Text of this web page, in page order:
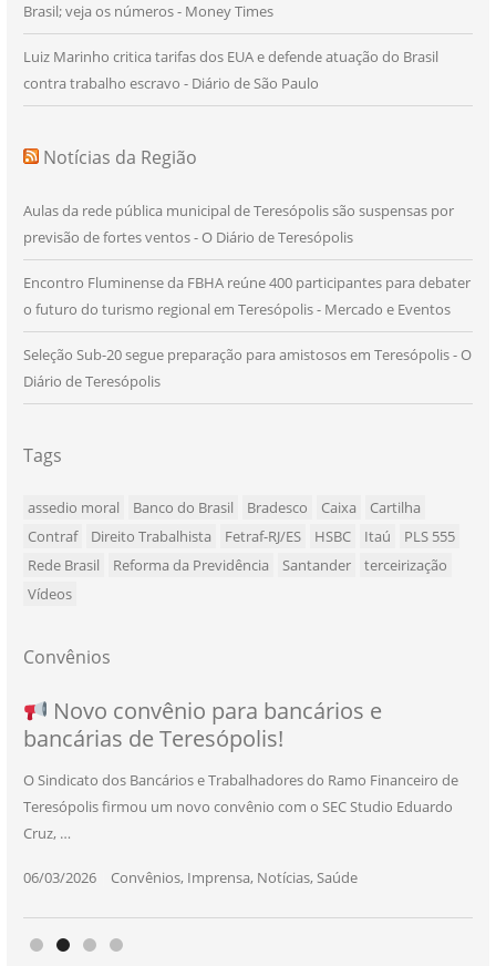
Brasil; veja os números - Money Times
Luiz Marinho critica tarifas dos EUA e defende atuação do Brasil
contra trabalho escravo - Diário de São Paulo
Notícias da Região
Aulas da rede pública municipal de Teresópolis são suspensas por
previsão de fortes ventos - O Diário de Teresópolis
Encontro Fluminense da FBHA reúne 400 participantes para debater
o futuro do turismo regional em Teresópolis - Mercado e Eventos
Seleção Sub-20 segue preparação para amistosos em Teresópolis - O
Diário de Teresópolis
Tags
assedio moral Banco do Brasil Bradesco Caixa
Cartilha
Contraf
Direito Trabalhista Fetraf-RJ/ES HSBC Itaú
PLS 555
Rede Brasil
Reforma da Previdência Santander
terceirização
Vídeos
Convênios
SEU NOVO BENEFÍCIO CHEGOU
Novo convênio para bancários e
bancárias de Teresópolis!
O Sindicato dos Bancários e Trabalhadores do Ramo Financeiro de
Teresópolis firmou um novo convênio com o SEC Studio Eduardo
Cruz, …
06/03/2026| Convênios, Imprensa, Notícias,Saúde
NOVO CONVÊNIO PARA VOCÊ, BANCÁRIO
E BANCÁRIA!
O Sindicato dos Bancários e Trabalhadores do Ramo Financeiro de
Teresópolis acaba de firmar uma parceria especial com a Dermo
Ativo – …
25/11/2025| Convênios, Imprensa, Notícias,Saúde
Convênio com a Rede de Ensino Técnico e
Centro de Qualificação Técnica